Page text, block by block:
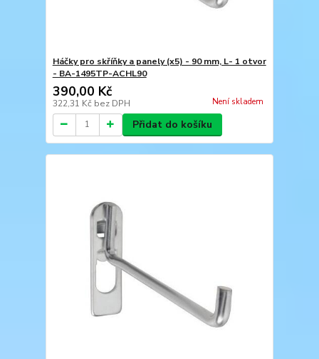
Háčky pro skříňky a panely (x5) - 90 mm, L- 1 otvor
- BA-1495TP-ACHL90
390,00 Kč
322,31 Kč bez DPH Není skladem
Přidat do košíku